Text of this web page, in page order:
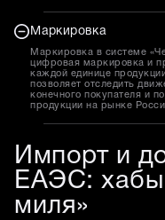
Маркировка
Маркировка в системе
цифровая маркировка и
каждой единице
позволяет отследить
конечного покупателя и
продукции на рынке
Импорт и
ЕАЭС: хабы
миля»